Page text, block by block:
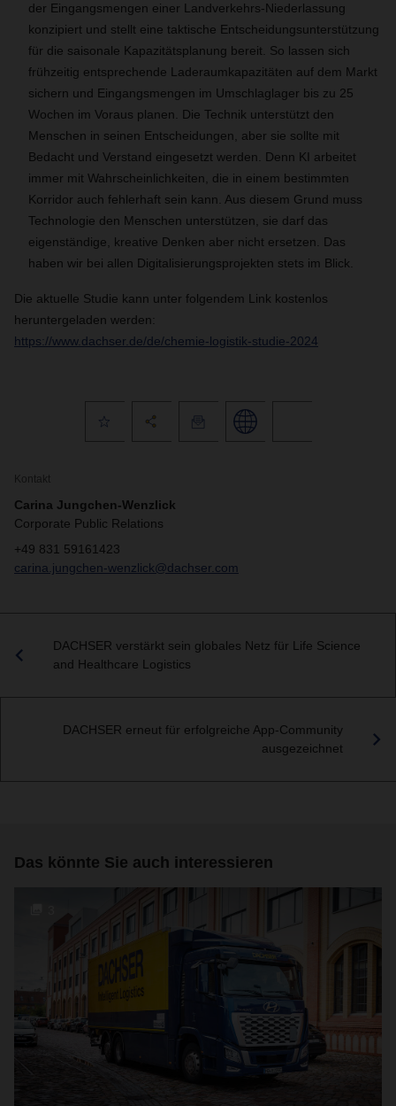
der Eingangsmengen einer Landverkehrs-Niederlassung
konzipiert und stellt eine taktische Entscheidungsunterstützung
für die saisonale Kapazitätsplanung bereit. So lassen sich
frühzeitig entsprechende Laderaumkapazitäten auf dem Markt
sichern und Eingangsmengen im Umschlaglager bis zu 25
Wochen im Voraus planen. Die Technik unterstützt den
Menschen in seinen Entscheidungen, aber sie sollte mit
Bedacht und Verstand eingesetzt werden. Denn KI arbeitet
immer mit Wahrscheinlichkeiten, die in einem bestimmten
Korridor auch fehlerhaft sein kann. Aus diesem Grund muss
Technologie den Menschen unterstützen, sie darf das
eigenständige, kreative Denken aber nicht ersetzen. Das
haben wir bei allen Digitalisierungsprojekten stets im Blick.
Die aktuelle Studie kann unter folgendem Link kostenlos
heruntergeladen werden:
https://www.dachser.de/de/chemie-logistik-studie-2024
Kontakt
Carina Jungchen-Wenzlick
Corporate Public Relations
+49 831 59161423
carina.jungchen-wenzlick@dachser.com
DACHSER verstärkt sein globales Netz für Life Science
and Healthcare Logistics
DACHSER erneut für erfolgreiche App-Community
ausgezeichnet
Das könnte Sie auch interessieren